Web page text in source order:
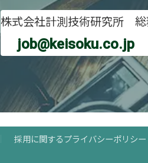
株式会社計測技術研究所
job@keisoku.co.jp
採用に関するプライバシーポリシー